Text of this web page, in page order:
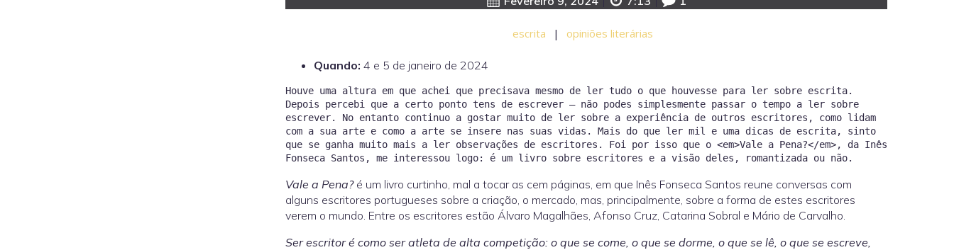
escrita | opiniões literárias
Quando: 4 e 5 de janeiro de 2024
Houve uma altura em que achei que precisava mesmo de ler tudo o que houvesse para ler sobre escrita.
Depois percebi que a certo ponto tens de escrever — não podes simplesmente passar o tempo a ler sobre
escrever. No entanto continuo a gostar muito de ler sobre a experiência de outros escritores, como lidam
com a sua arte e como a arte se insere nas suas vidas. Mais do que ler mil e uma dicas de escrita, sinto
que se ganha muito mais a ler observações de escritores. Foi por isso que o <em>Vale a Pena?</em>, da Inês
Vale a Pena?é um livro curtinho, mal a tocar as cem páginas, em que Inês Fonseca Santos reune conversas com
alguns escritores portugueses sobre a criação, o mercado, mas, principalmente, sobre a forma de estes escritores
verem o mundo. Entre os escritores estão Álvaro Magalhães, Afonso Cruz, Catarina Sobral e Mário de Carvalho.
Ser escritor é como ser atleta de alta competição: o que se come, o que se dorme, o que se lê, o que se escreve,